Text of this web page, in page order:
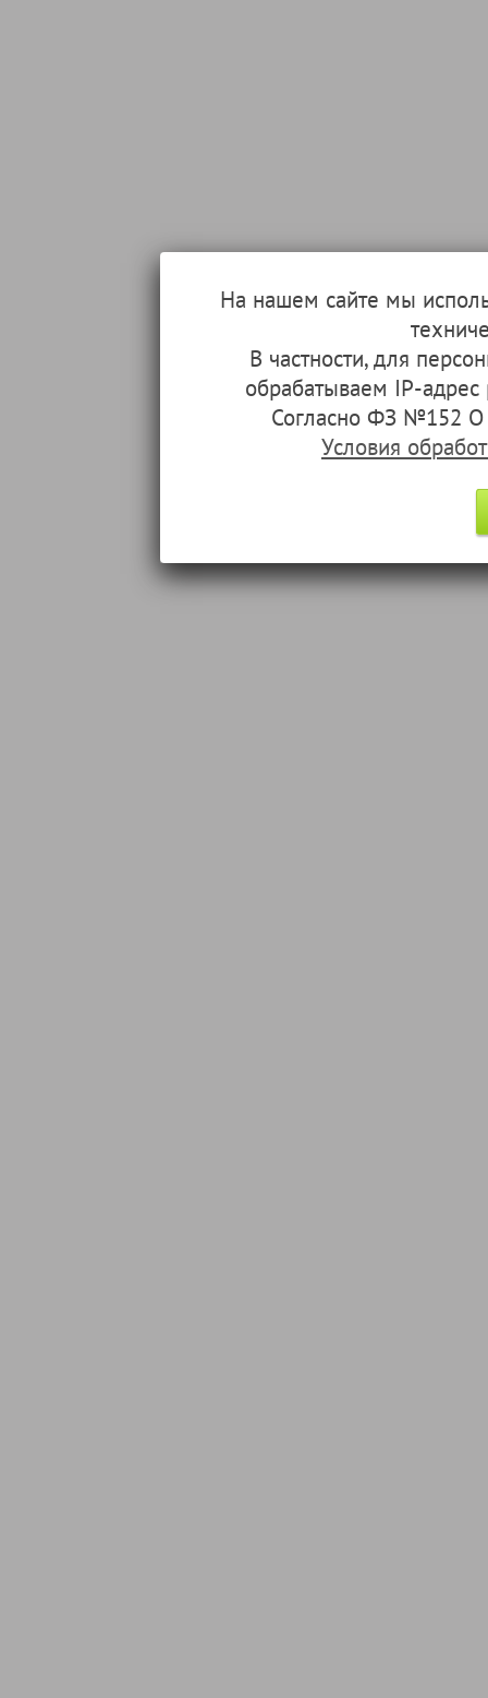
На нашем сайте мы
В частности, для
обрабатываем IP-
Согласно ФЗ №152 О
Условия